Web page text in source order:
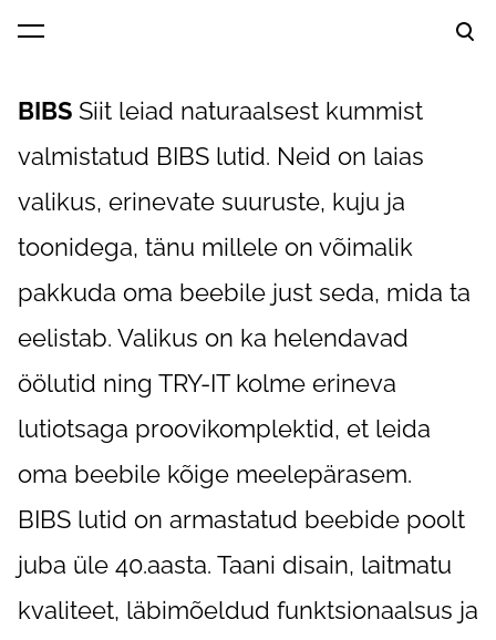
lisati ostukorvi.
BIBS Siit leiad naturaalsest kummist
valmistatud BIBS lutid. Neid on laias
valikus, erinevate suuruste, kuju ja
toonidega, tänu millele on võimalik
pakkuda oma beebile just seda, mida ta
eelistab. Valikus on ka helendavad
öölutid ning TRY-IT kolme erineva
lutiotsaga proovikomplektid, et leida
oma beebile kõige meelepärasem.
BIBS lutid on armastatud beebide poolt
juba üle 40.aasta. Taani disain, laitmatu
kvaliteet, läbimõeldud funktsionaalsus ja